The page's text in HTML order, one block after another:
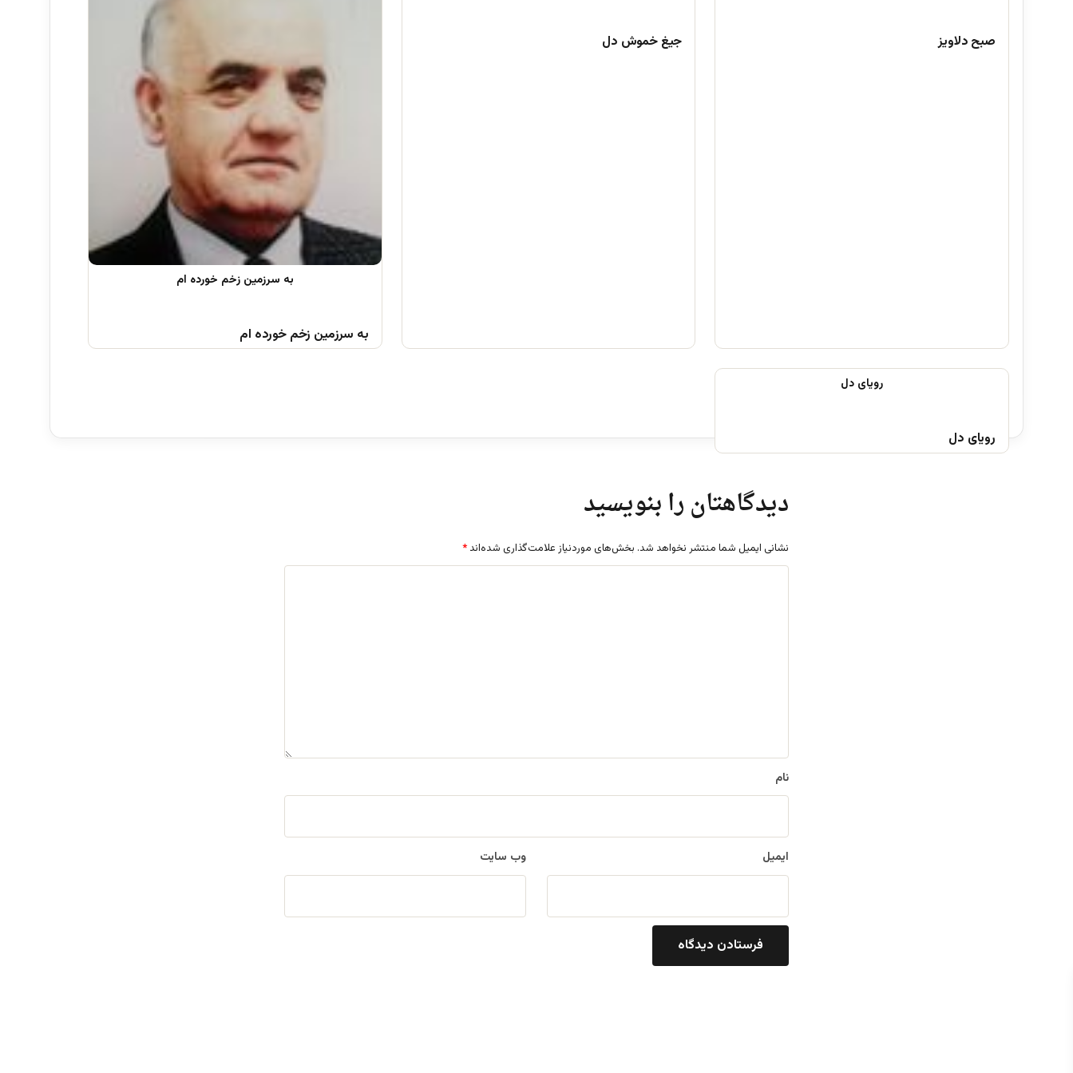
صبح دلاویز جیغ خموش دل
به سرزمین زخم خورده ام
رویای دل
دیدگاهتان را بنویسید
نشانی ایمیل شما منتشر نخواهد شد. بخش‌های موردنیاز علامت‌گذاری شده‌اند *
نام
ایمیل وب‌ سایت